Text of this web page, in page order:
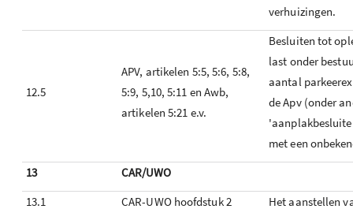
verhuizingen.
12.5
APV, artikelen 5:5, 5:6, 5:8,
5:9, 5,10, 5:11 en Awb,
artikelen 5:21 e.v.
Besluiten tot
last onder
aantal
de Apv (onder
met een
13
CAR/UWO
13.1
CAR-UWO hoofdstuk 2 Het aanstellen